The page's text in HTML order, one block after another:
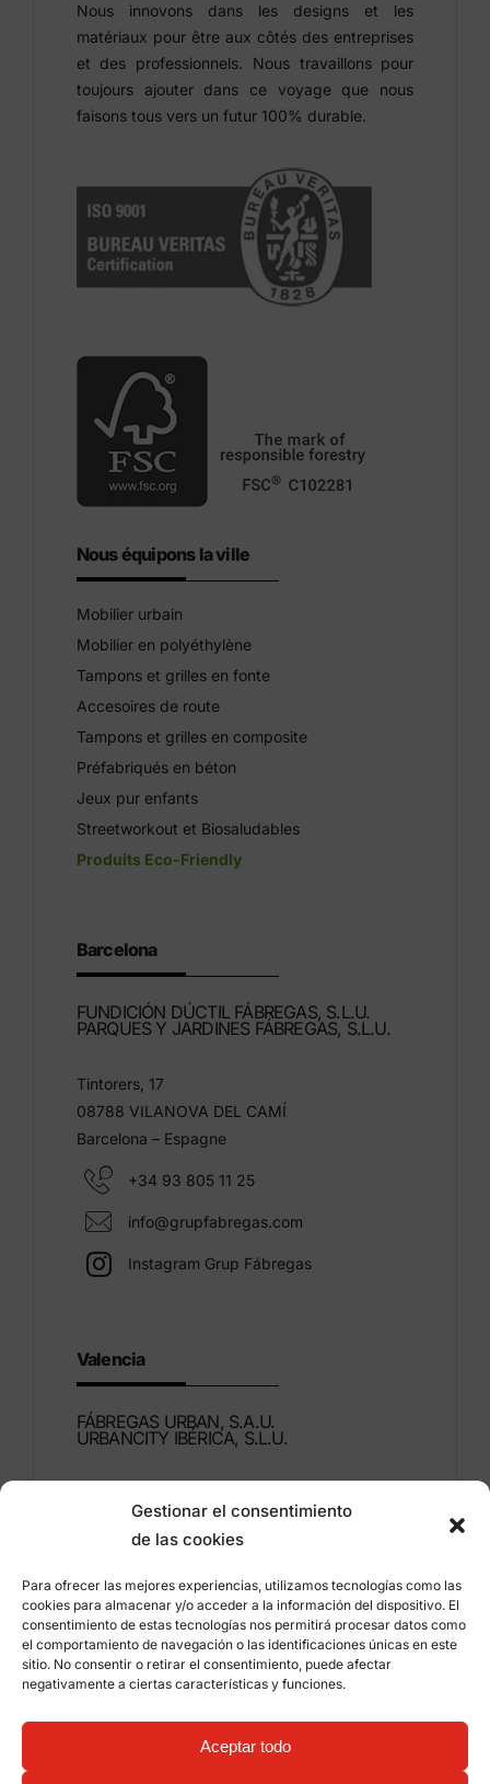
Gestionar el consentimiento
de las cookies
Para ofrecer las mejores experiencias, utilizamos tecnologías como las
cookies para almacenar y/o acceder a la información del dispositivo. El
consentimiento de estas tecnologías nos permitirá procesar datos como
el comportamiento de navegación o las identificaciones únicas en este
sitio. No consentir o retirar el consentimiento, puede afectar
negativamente a ciertas características y funciones.
Aceptar todo
Nous innovons dans les designs et les
matériaux pour être aux côtés des entreprises
et des professionnels. Nous travaillons pour
toujours ajouter dans ce voyage que nous
faisons tous vers un futur 100% durable.
Nous équipons la ville
Mobilier urbain
Mobilier en polyéthylène
Tampons et grilles en fonte
Accesoires de route
Tampons et grilles en composite
Préfabriqués en béton
Jeux pur enfants
Streetworkout et Biosaludables
Produits Eco-Friendly
Barcelona
FUNDICIÓN DÚCTIL FÁBREGAS, S.L.U.
PARQUES Y JARDINES FÁBREGAS, S.L.U.
Tintorers, 17
08788 VILANOVA DEL CAMÍ
Barcelona – Espagne
+34 93 805 11 25
info@grupfabregas.com
Instagram Grup Fábregas
Valencia
FÁBREGAS URBAN, S.A.U.
URBANCITY IBÉRICA, S.L.U.
46960 ALDAIA
Valencia – Espagne
+34 96 151 53 44
info@grupfabregas.com
Grup Fábregas
Accès concessionnaire
Avis légal
Politique de confidentialité
Informations sur les cookies